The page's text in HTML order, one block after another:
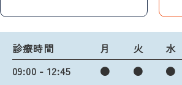
診療時間 月 火 水
09:00 - 12:45
● ● ●